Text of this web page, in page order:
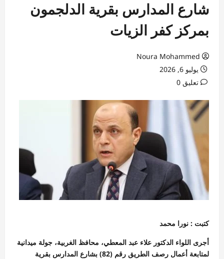
شارع المدارس بقرية الدلجمون
بمركز كفر الزيات
Noura Mohammed
يوليو 6, 2026
تعليق 0
كتبت : نورا محمد
أجرى اللواء الدكتور علاء عبد المعطي، محافظ الغربية، جولة ميدانية
لمتابعة أعمال رصف الطريق رقم (82) بشارع المدارس بقرية